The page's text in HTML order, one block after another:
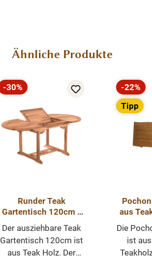
Ähnliche Produkte
Rabatt
-30%
Runder Teak
Gartentisch 120cm -
Outdoor Tisch
erweiterbar auf 170
cm
Der ausziehbare Teak
Gartentisch 120cm ist
aus Teak Holz. Der
Rabatt
-22%
Tipp
aus
mit
Die
ist